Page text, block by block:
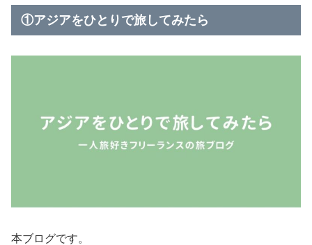
①アジアをひとりで旅してみたら
本ブログです。